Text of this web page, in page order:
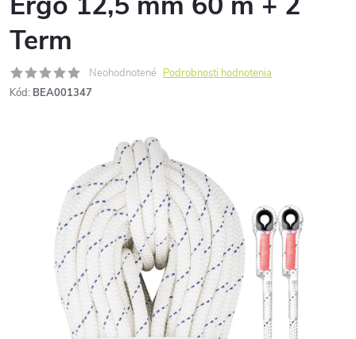
Term
Neohodnotené Podrobnosti hodnotenia
Kód: BEA001347